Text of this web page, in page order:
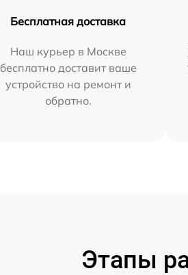
Бесплатная доставка
Наш курьер в Москве
бесплатно доставит ваше
устройство на ремонт и
обратно.
Этапы